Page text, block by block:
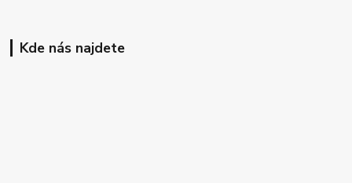
Kde nás najdete